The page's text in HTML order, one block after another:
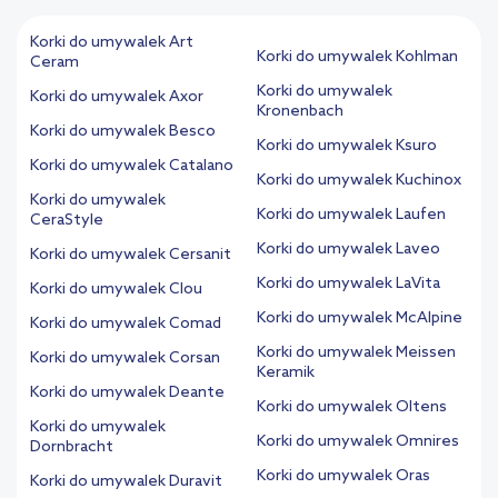
Korki do umywalek Art
Ceram
Korki do umywalek Axor
Korki do umywalek Besco
Korki do umywalek Catalano
Korki do umywalek
CeraStyle
Korki do umywalek Cersanit
Korki do umywalek Clou
Korki do umywalek Comad
Korki do umywalek Corsan
Korki do umywalek Deante
Korki do umywalek
Dornbracht
Korki do umywalek Duravit
Korki do umywalek Kohlman
Korki do umywalek
Kronenbach
Korki do umywalek Ksuro
Korki do umywalek Kuchinox
Korki do umywalek Laufen
Korki do umywalek Laveo
Korki do umywalek LaVita
Korki do umywalek McAlpine
Korki do umywalek Meissen
Keramik
Korki do umywalek Oltens
Korki do umywalek Omnires
Korki do umywalek Oras